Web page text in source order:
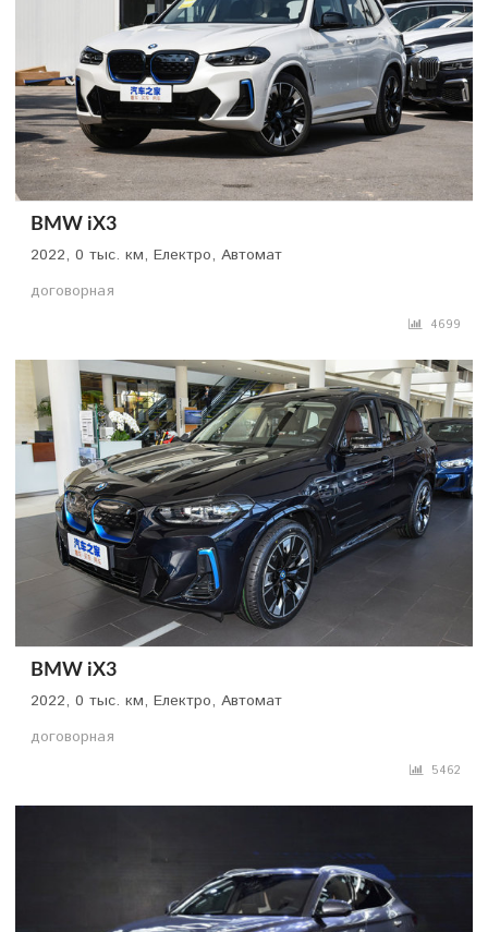
BMW iX3
2022, 0 тыс. км, Електро, Автомат
договорная
4699
BMW iX3
2022, 0 тыс. км, Електро, Автомат
договорная
5462